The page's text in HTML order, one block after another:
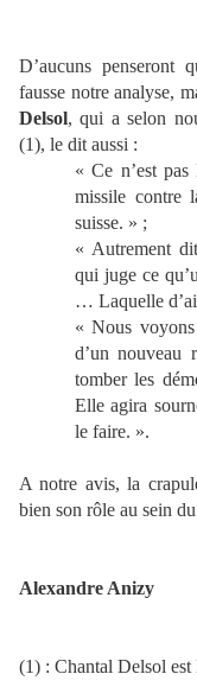
D’aucuns penseront
fausse notre analyse,
Delsol, qui a selon
(1), le dit aussi :
« Ce n’est
missile contre
suisse. » ;
« Autrement
qui juge ce
… Laquelle
« Nous
d’un nouveau
tomber les
Elle agira
le faire. ».
A notre avis, la
bien son rôle au sein
Alexandre Anizy
(1) : Chantal Delsol est